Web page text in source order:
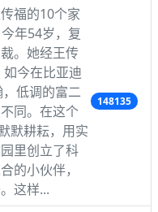
福的10个家
年54岁，复
。她经王传
今在比亚迪
低调的富二
同。在这个
默耕耘，用实
里创立了科
的小伙伴，
这样...
148135